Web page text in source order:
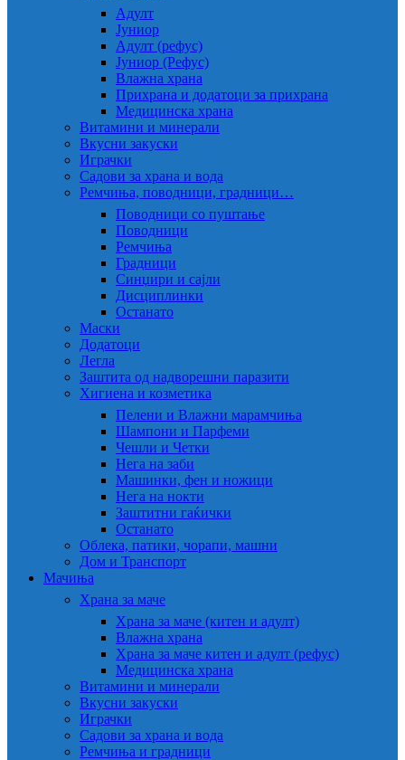
Адулт
Јуниор
Адулт (рефус)
Јуниор (Рефус)
Влажна храна
Прихрана и додатоци за прихрана
Медицинска храна
Витамини и минерали
Вкусни закуски
Играчки
Садови за храна и вода
Ремчиња, поводници, градници…
Поводници со пуштање
Поводници
Ремчиња
Градници
Синџири и сајли
Дисциплинки
Останато
Маски
Додатоци
Легла
Заштита од надворешни паразити
Хигиена и козметика
Пелени и Влажни марамчиња
Шампони и Парфеми
Чешли и Четки
Нега на заби
Машинки, фен и ножици
Нега на нокти
Заштитни гаќички
Останато
Облека, патики, чорапи, машни
Дом и Транспорт
Мачиња
Храна за маче
Храна за маче (китен и адулт)
Влажна храна
Храна за маче китен и адулт (рефус)
Медицинска храна
Витамини и минерали
Вкусни закуски
Играчки
Садови за храна и вода
Ремчиња и градници